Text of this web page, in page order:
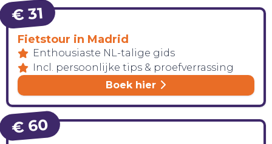
CONTACT
€ 31
Fietstour in Madrid
Enthousiaste NL-talige gids
Incl. persoonlijke tips & proefverrassing
Boek hier
€ 60